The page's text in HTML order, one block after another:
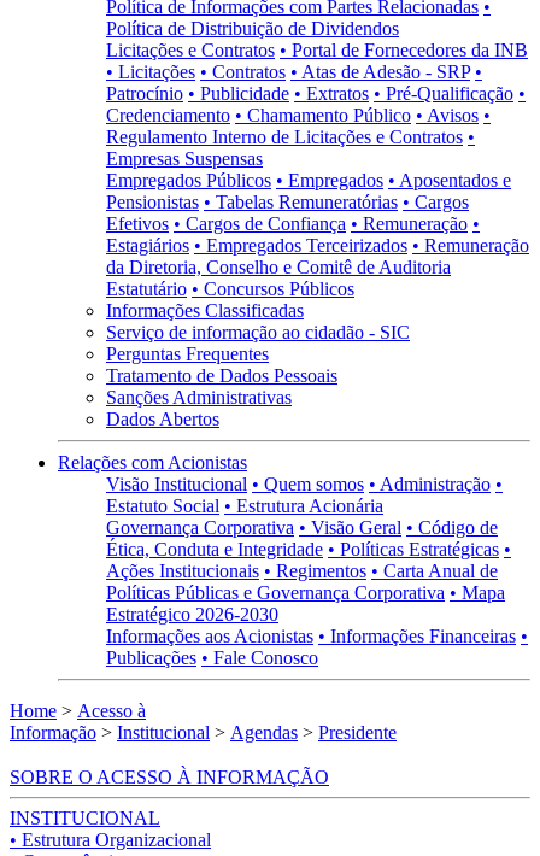
Política de Informações com Partes Relacionadas •
Política de Distribuição de Dividendos
Licitações e Contratos • Portal de Fornecedores da INB
• Licitações • Contratos • Atas de Adesão - SRP •
Patrocínio • Publicidade • Extratos • Pré-Qualificação •
Credenciamento • Chamamento Público • Avisos •
Regulamento Interno de Licitações e Contratos •
Empresas Suspensas
Empregados Públicos • Empregados • Aposentados e
Pensionistas • Tabelas Remuneratórias • Cargos
Efetivos • Cargos de Confiança • Remuneração •
Estagiários • Empregados Terceirizados • Remuneração
da Diretoria, Conselho e Comitê de Auditoria
Estatutário • Concursos Públicos
Informações Classificadas
Serviço de informação ao cidadão - SIC
Perguntas Frequentes
Tratamento de Dados Pessoais
Sanções Administrativas
Dados Abertos
Relações com Acionistas
Visão Institucional • Quem somos • Administração •
Estatuto Social • Estrutura Acionária
Governança Corporativa • Visão Geral • Código de
Ética, Conduta e Integridade • Políticas Estratégicas •
Ações Institucionais • Regimentos • Carta Anual de
Políticas Públicas e Governança Corporativa • Mapa
Estratégico 2026-2030
Informações aos Acionistas • Informações Financeiras •
Publicações • Fale Conosco
Home > Acesso à
Informação > Institucional > Agendas > Presidente
SOBRE O ACESSO À INFORMAÇÃO
INSTITUCIONAL
• Estrutura Organizacional